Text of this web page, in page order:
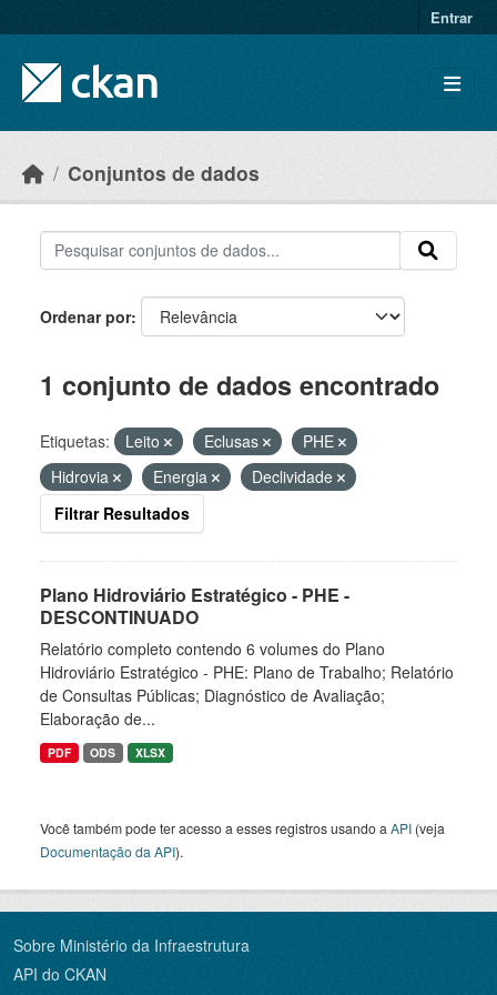
Entrar
Conjuntos de dados
Ordenar por
1 conjunto de dados encontrado
Etiquetas: Leito Eclusas
PHE
Hidrovia
Energia
Declividade
Filtrar Resultados
Plano Hidroviário Estratégico - PHE -
DESCONTINUADO
Relatório completo contendo 6 volumes do Plano
Hidroviário Estratégico - PHE: Plano de Trabalho; Relatório
de Consultas Públicas; Diagnóstico de Avaliação;
Elaboração de...
PDF ODS XLSX
Você também pode ter acesso a esses registros usando a API (veja
Documentação da API).
Sobre Ministério da Infraestrutura
API do CKAN